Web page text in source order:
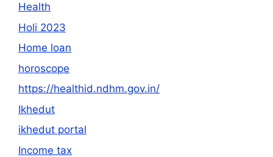
Health
Holi 2023
Home loan
horoscope
https://healthid.ndhm.gov.in/
Ikhedut
ikhedut portal
Income tax